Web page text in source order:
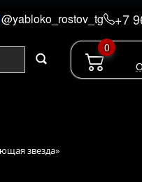
@yabloko_rostov_tg +7
0
звезда»